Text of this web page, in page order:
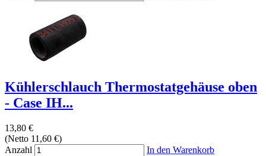
Kühlerschlauch Thermostatgehäuse oben
- Case IH...
13,80 €
(Netto 11,60 €)
Anzahl
In den Warenkorb